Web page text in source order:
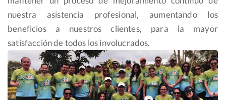
nuestra asistencia profesional, aumentando los
beneficios a nuestros clientes, para la mayor
satisfacción de todos los involucrados.